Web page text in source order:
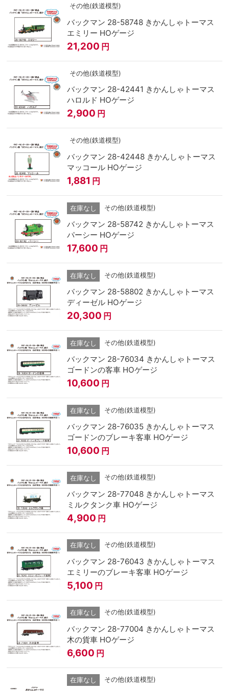
その他(鉄道模型)
バックマン 28-58748 きかんしゃトーマス
エミリー HOゲージ
21,200 円
その他(鉄道模型)
バックマン 28-42441 きかんしゃトーマス
ハロルド HOゲージ
2,900 円
その他(鉄道模型)
バックマン 28-42448 きかんしゃトーマス
マッコール HOゲージ
1,881 円
在庫なし その他(鉄道模型)
バックマン 28-58742 きかんしゃトーマス
パーシー HOゲージ
17,600 円
在庫なし その他(鉄道模型)
バックマン 28-58802 きかんしゃトーマス
ディーゼル HOゲージ
20,300 円
在庫なし その他(鉄道模型)
バックマン 28-76034 きかんしゃトーマス
ゴードンの客車 HOゲージ
10,600 円
在庫なし その他(鉄道模型)
バックマン 28-76035 きかんしゃトーマス
ゴードンのブレーキ客車 HOゲージ
10,600 円
在庫なし その他(鉄道模型)
バックマン 28-77048 きかんしゃトーマス
ミルクタンク車 HOゲージ
4,900 円
在庫なし その他(鉄道模型)
バックマン 28-76043 きかんしゃトーマス
エミリーのブレーキ客車 HOゲージ
5,100 円
在庫なし その他(鉄道模型)
バックマン 28-77004 きかんしゃトーマス
木の貨車 HOゲージ
6,600 円
在庫なし その他(鉄道模型)